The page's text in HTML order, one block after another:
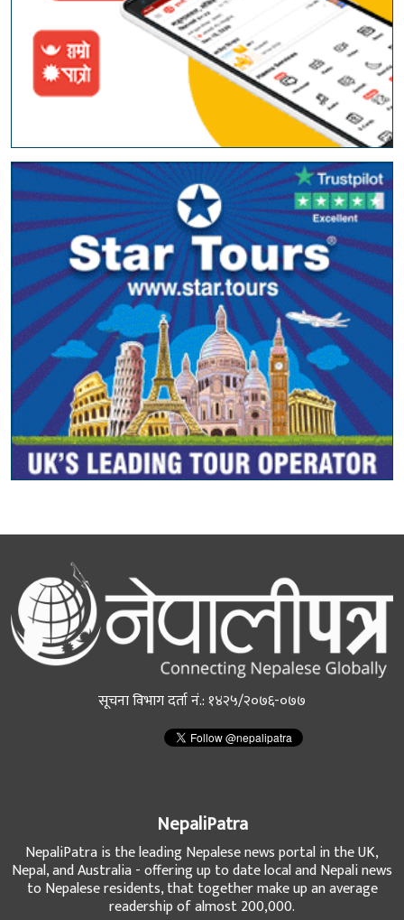
सूचना विभाग दर्ता नं.: १४२५/२०७६-०७७
NepaliPatra
NepaliPatra is the leading Nepalese news portal in the UK,
Nepal, and Australia - offering up to date local and Nepali news
to Nepalese residents, that together make up an average
readership of almost 200,000.